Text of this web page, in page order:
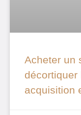
Acheter un
décortiquer
acquisition